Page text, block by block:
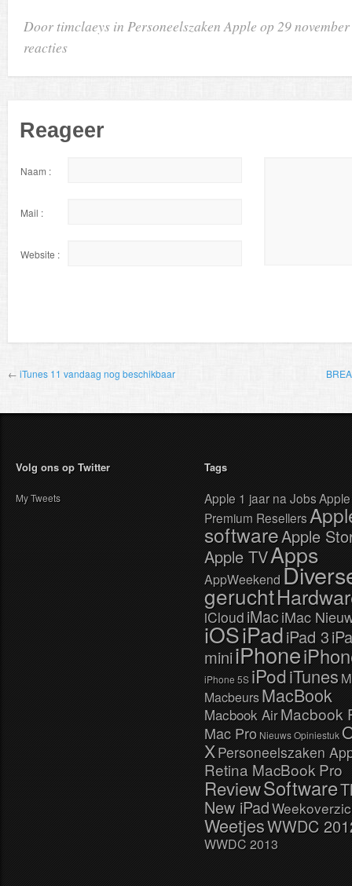
Door timclaeys in Personeelszaken Apple op 29
reacties
Reageer
Naam :
Mail :
Website :
← iTunes 11 vandaag nog beschikbaar
Volg ons op Twitter
My Tweets
Tags
Apple 1 jaar na JobsApple
Premium Resellers
softwareApple
Apple TVApps
AppWeekend
gerucht
iCloud iMaciMac
iOSiPadiPad 3
miniiPhone
iPhone 5S iPodiTunes
MacbeursMacBook
Macbook AirMacbook
Mac Pro Nieuws Opiniestuk
XPersoneelszaken
Retina MacBook Pro
ReviewSoftware
New iPad
WeetjesWWDC
WWDC 2013